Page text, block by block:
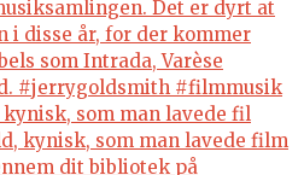
som man lavede fil